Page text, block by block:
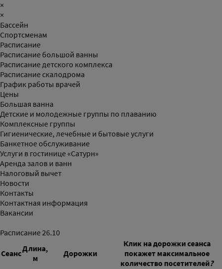
×
×
Бассейн
Спортсменам
Расписание
Расписание большой ванны
Расписание детского комплекса
Расписание скалодрома
График работы врачей
Цены
Большая ванна
Детские и молодежные группы по плаванию
Комплексные группы
Гигиенические, лечебные и бытовые услуги
Банкетное обслуживание
Услуги в гостинице «Сатурн»
Аренда залов и ванн
Налоговый вычет
Новости
Контакты
Контактная информация
Вакансии
Расписание26.10
СеансДлина,
м
Дорожки
Клик на дорожки сеанса
покажет максимальное
количество посетителей?